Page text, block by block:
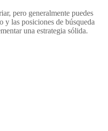
pero generalmente puedes
y las posiciones de búsqueda
una estrategia sólida.